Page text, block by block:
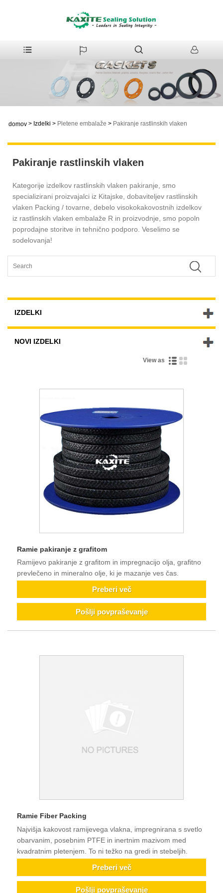
domov > Izdelki > Pletene embalaže > Pakiranje rastlinskih vlaken
Pakiranje rastlinskih vlaken
Kategorije izdelkov rastlinskih vlaken pakiranje, smo
specializirani proizvajalci iz Kitajske, dobaviteljev rastlinskih
vlaken Packing / tovarne, debelo visokokakovostnih izdelkov
iz rastlinskih vlaken embalaže R in proizvodnje, smo popoln
poprodajne storitve in tehnično podporo. Veselimo se
sodelovanja!
IZDELKI
NOVI IZDELKI
View as
Ramie pakiranje z grafitom
Ramijevo pakiranje z grafitom in impregnacijo olja, grafitno
prevlečeno in mineralno olje, ki je mazanje ves čas.
Preberi več
Pošlji povpraševanje
Ramie Fiber Packing
Najvišja kakovost ramijevega vlakna, impregnirana s svetlo
obarvanim, posebnim PTFE in inertnim mazivom med
kvadratnim pletenjem. To ni težko na gredi in stebeljih.
Preberi več
Pošlji povpraševanje